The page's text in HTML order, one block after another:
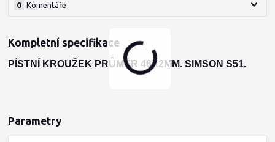
Komentáře
0
Kompletní specifikace
PÍSTNÍ KROUŽEK PRŮMĚR 46X2MM. SIMSON S51.
Parametry